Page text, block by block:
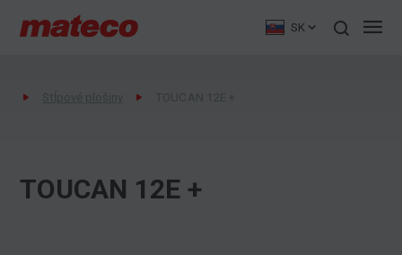
SK
TOUCAN 12E +